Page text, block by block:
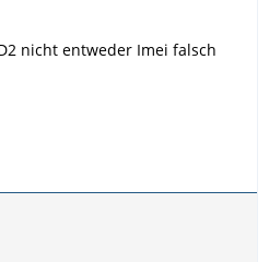
nicht entweder Imei falsch